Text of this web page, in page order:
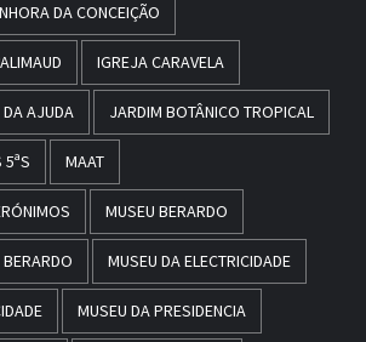
DA CONCEIÇÃO
IGREJA CARAVELA
AJUDA JARDIM BOTÂNICO TROPICAL
5ªS MAAT
MUSEU BERARDO
MUSEU DA ELECTRICIDADE
MUSEU DA PRESIDENCIA